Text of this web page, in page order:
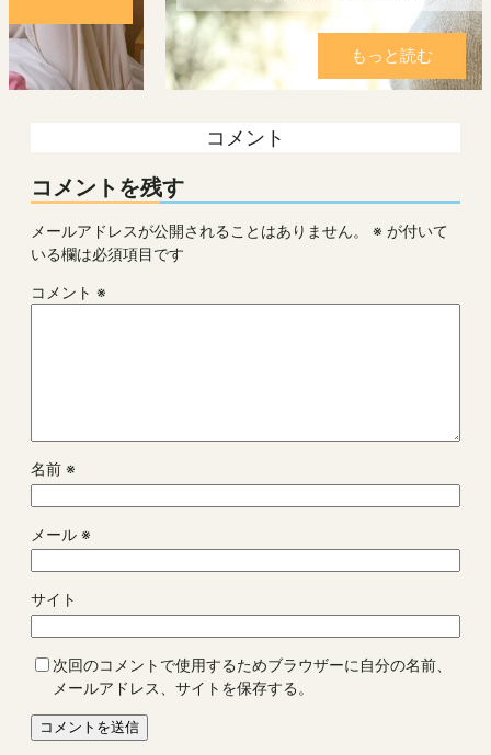
もっと読む
コメント
コメントを残す
メールアドレスが公開されることはありません。 ※ が付いて
いる欄は必須項目です
コメント ※
名前 ※
メール ※
サイト
次回のコメントで使用するためブラウザーに自分の名前、
メールアドレス、サイトを保存する。